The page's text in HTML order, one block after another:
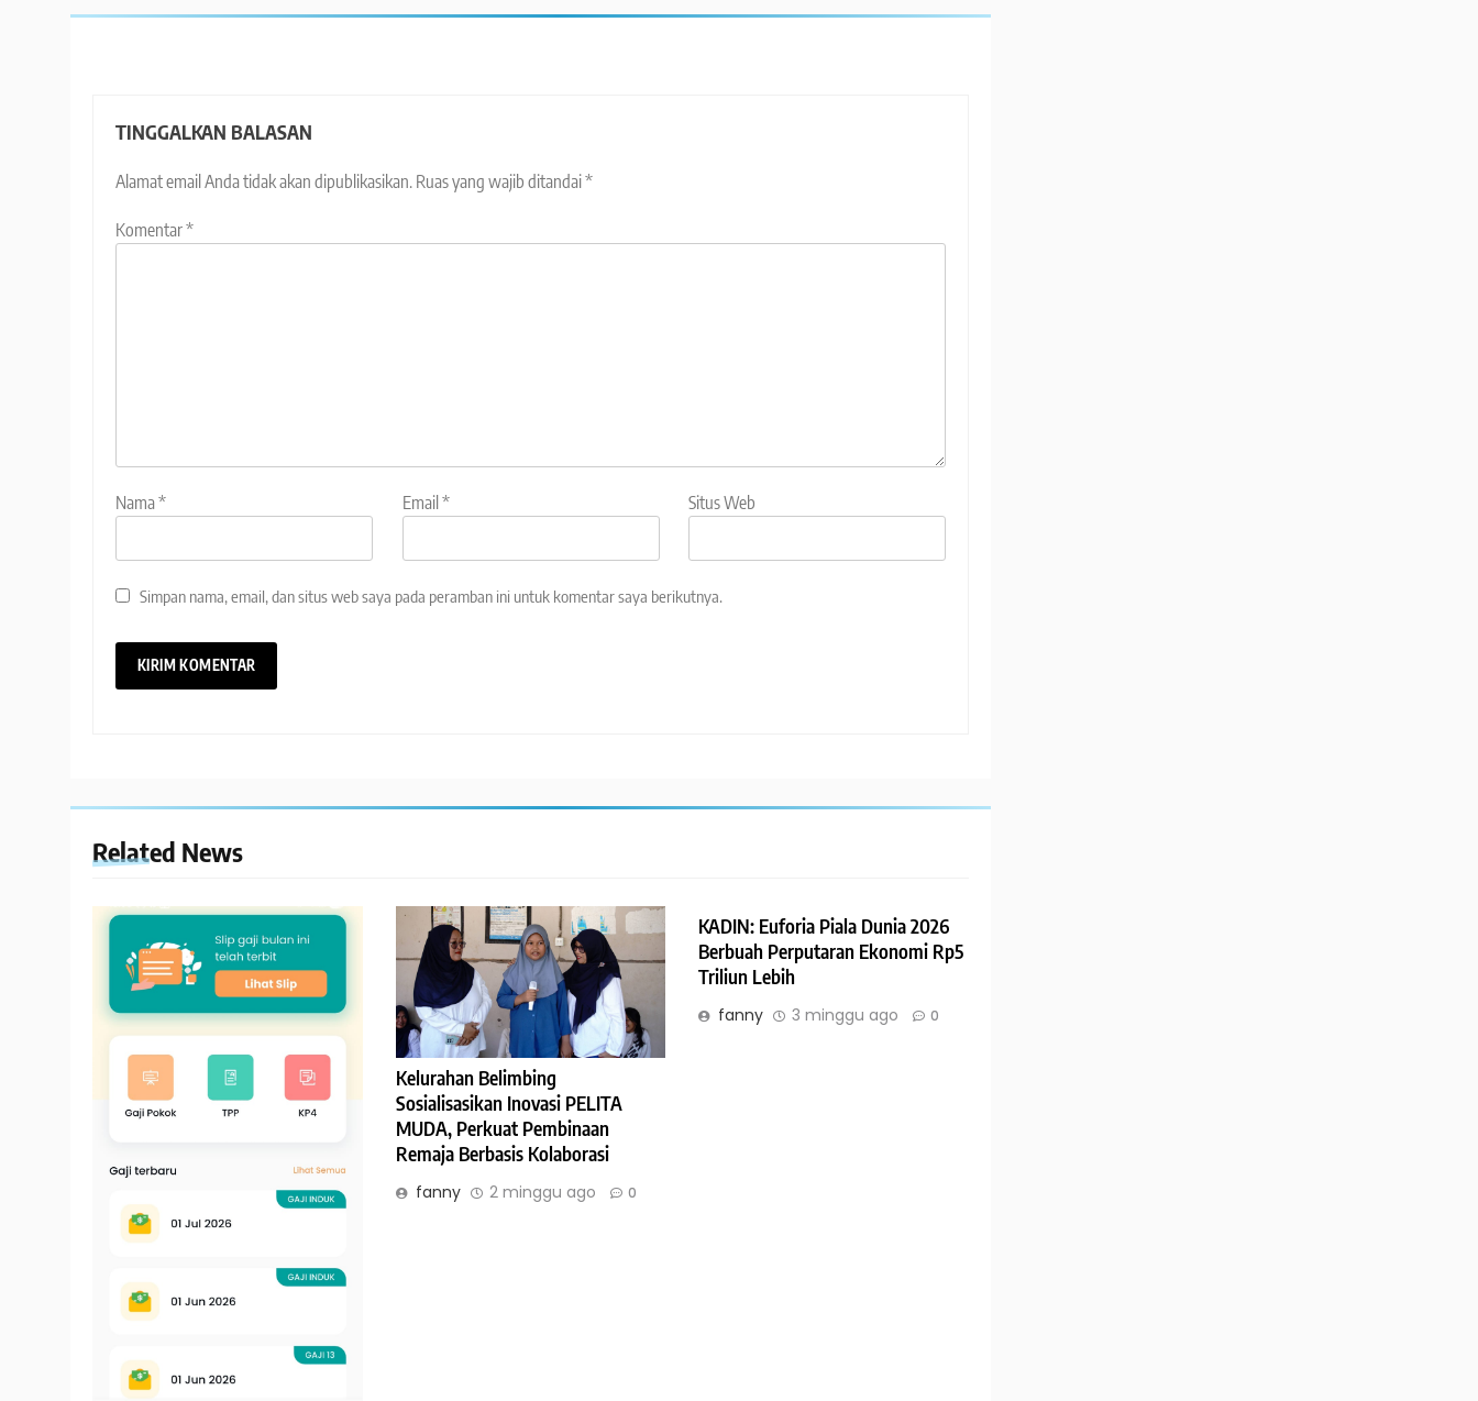
TINGGALKAN BALASAN
Alamat email Anda tidak akan dipublikasikan. Ruas yang wajib ditandai*
Komentar*
Nama* Email* Situs Web
Simpan nama, email, dan situs web saya pada peramban ini untuk komentar saya berikutnya.
Related News
Kelurahan Belimbing
Sosialisasikan Inovasi PELITA
MUDA, Perkuat Pembinaan
Remaja Berbasis Kolaborasi
fanny 2 minggu ago 0
KADIN: Euforia Piala Dunia 2026
Berbuah Perputaran Ekonomi Rp5
Triliun Lebih
fanny 3 minggu ago 0